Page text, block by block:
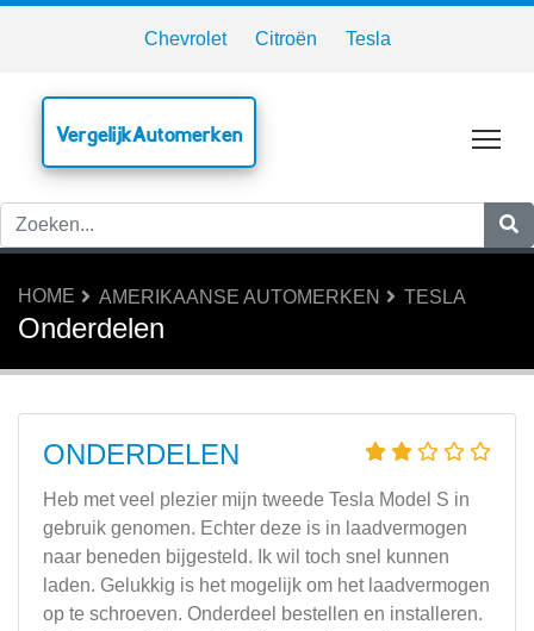
Chevrolet Citroën Tesla
VergelijkAutomerken
HOME AMERIKAANSE AUTOMERKEN TESLA
Onderdelen
ONDERDELEN
Heb met veel plezier mijn tweede Tesla Model S in
gebruik genomen. Echter deze is in laadvermogen
naar beneden bijgesteld. Ik wil toch snel kunnen
laden. Gelukkig is het mogelijk om het laadvermogen
op te schroeven. Onderdeel bestellen en installeren.